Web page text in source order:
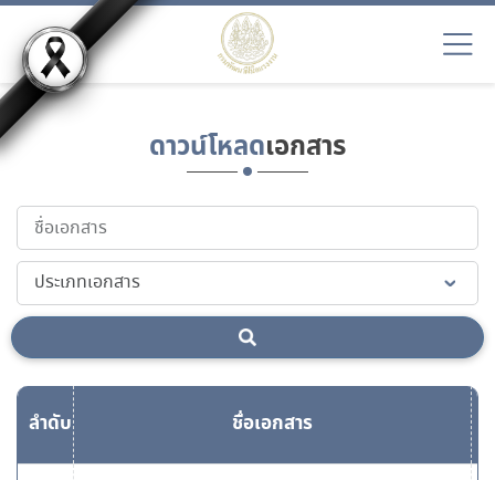
ดาวน์โหลดเอกสาร
ลำดับ ชื่อเอกสาร